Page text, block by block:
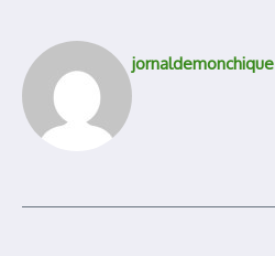
jornaldemonchique